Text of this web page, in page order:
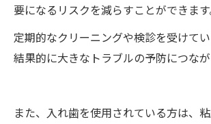
要になるリスクを減らすことができます
定期的なクリーニングや検診を受けてい
結果的に大きなトラブルの予防につなが
また、入れ歯を使用されている方は、